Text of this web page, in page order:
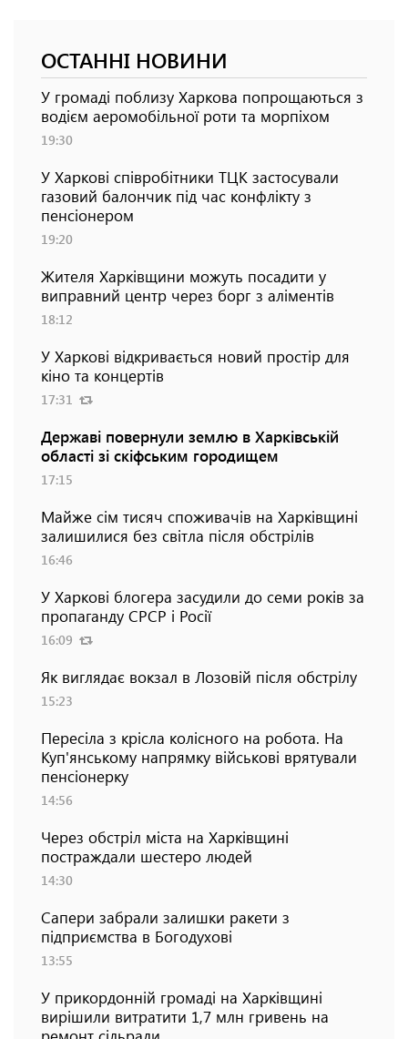
ОСТАННІ НОВИНИ
У громаді поблизу Харкова попрощаються з
водієм аеромобільної роти та морпіхом
19:30
У Харкові співробітники ТЦК застосували
газовий балончик під час конфлікту з
пенсіонером
19:20
Жителя Харківщини можуть посадити у
виправний центр через борг з аліментів
18:12
У Харкові відкривається новий простір для
кіно та концертів
17:31
Державі повернули землю в Харківській
області зі скіфським городищем
17:15
Майже сім тисяч споживачів на Харківщині
залишилися без світла після обстрілів
16:46
У Харкові блогера засудили до семи років за
пропаганду СРСР і Росії
16:09
Як виглядає вокзал в Лозовій після обстрілу
15:23
Пересіла з крісла колісного на робота. На
Куп'янському напрямку військові врятували
пенсіонерку
14:56
Через обстріл міста на Харківщині
постраждали шестеро людей
14:30
Сапери забрали залишки ракети з
підприємства в Богодухові
13:55
У прикордонній громаді на Харківщині
вирішили витратити 1,7 млн гривень на